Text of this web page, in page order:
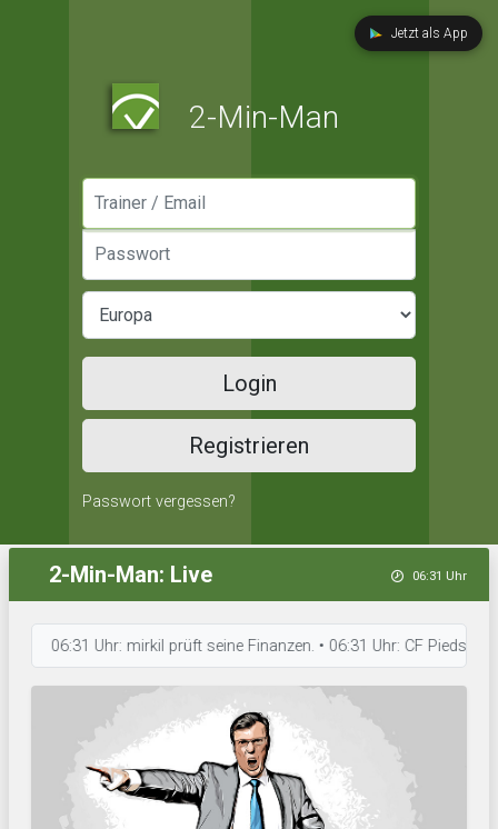
Jetzt als App
2-Min-Man
Login
Registrieren
Passwort vergessen?
2-Min-Man: Live 06:31 Uhr
06:31 Uhr: mirkil prüft seine Finanzen. • 06:31 Uhr: CF PiedsVerts